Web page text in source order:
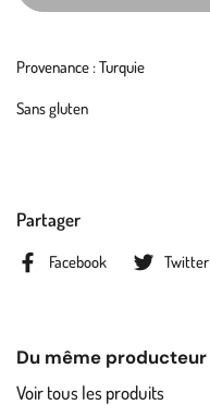
Provenance : Turquie
Sans gluten
Partager
Facebook Twitter
Du même producteur
Voir tous les produits